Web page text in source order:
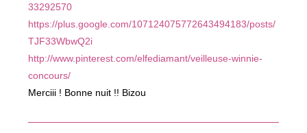
33292570
https://plus.google.com/107124075772643494183/posts/
TJF33WbwQ2i
http://www.pinterest.com/elfediamant/veilleuse-winnie-
concours/
Merciii ! Bonne nuit !! Bizou